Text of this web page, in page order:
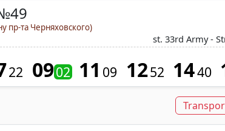
пр-та Черняховского)
st. 33rd Army -
22 0902 11 09 1252 1440